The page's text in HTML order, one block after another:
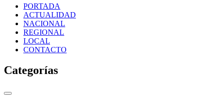
PORTADA
ACTUALIDAD
NACIONAL
REGIONAL
LOCAL
CONTACTO
Categorías